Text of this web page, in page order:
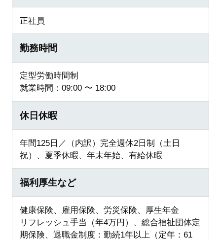
正社員
勤務時間
定型労働時間制
就業時間：09:00 〜 18:00
休日休暇
年間125日／（内訳）完全週休2日制（土日
祝）、夏季休暇、年末年始、有給休暇
福利厚生など
健康保険、雇用保険、労災保険、厚生年金
リフレッシュ手当（年4万円）、総合福祉団体定
期保険、退職金制度：勤続1年以上（定年：61